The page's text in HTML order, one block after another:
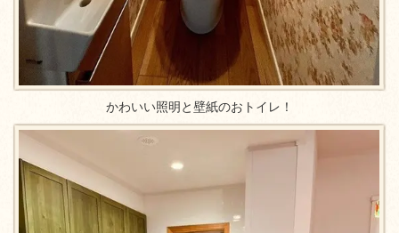
かわいい照明と壁紙のおトイレ！